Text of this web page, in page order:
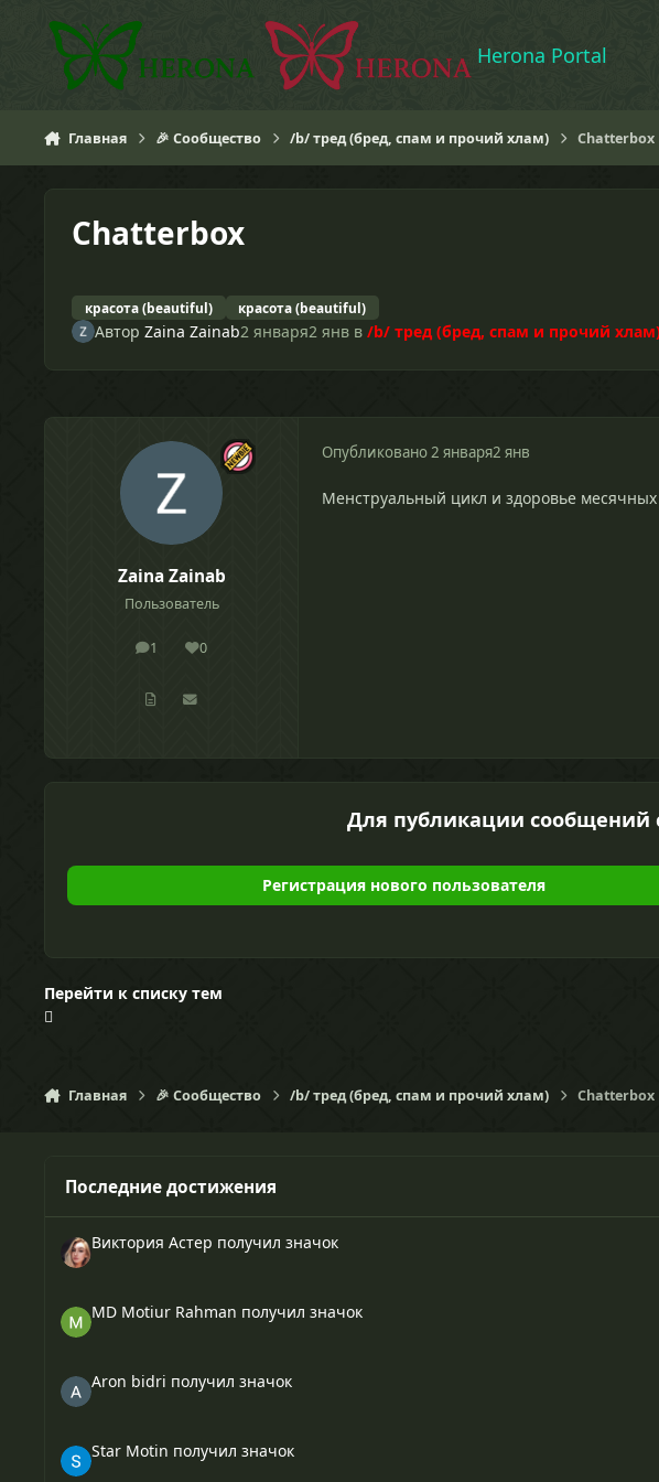
Herona Portal
Главная 🎉 Сообщество /b/ тред (бред, спам и прочий хлам) Chatterbox
Chatterbox
красота (beautiful) красота (beautiful)
Автор Zaina Zainab2 января2 янвв /b/ тред (бред, спам и прочий
Zaina Zainab
Пользователь
1
сообщения
0
Репутация
Опубликовано2 января2 янв
Менструальный цикл и здоровье
Для публикации сообщений
Регистрация нового пользователя
Перейти к списку тем
Главная 🎉 Сообщество /b/ тред (бред, спам и прочий хлам) Chatterbox
Последние достижения
Виктория Астер получил значок
MD Motiur Rahman получил значок
Aron bidri получил значок
Star Motin получил значок